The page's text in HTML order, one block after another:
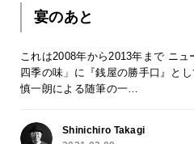
宴のあと
これは2008年から2013年まで ニュ
四季の味」に『銭屋の勝手口』と
慎一朗による随筆の一…
Shinichiro Takagi